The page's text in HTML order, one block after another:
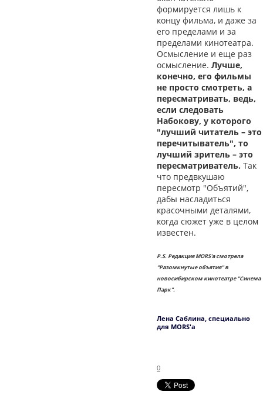
формируется лишь к
концу фильма, и даже за
его пределами и за
пределами кинотеатра.
Осмысление и еще раз
осмысление. Лучше,
конечно, его фильмы
не просто смотреть, а
пересматривать, ведь,
если следовать
Набокову, у которого
"лучший читатель – это
перечитыватель", то
лучший зритель – это
пересматриватель. Так
что предвкушаю
пересмотр "Объятий",
дабы насладиться
красочными деталями,
когда сюжет уже в целом
известен.
P.S. Редакция MORS'а смотрела
"Разомкнутые объятия" в
новосибирском кинотеатре "Синема
Парк".
Лена Саблина, специально
для MORS'а
0